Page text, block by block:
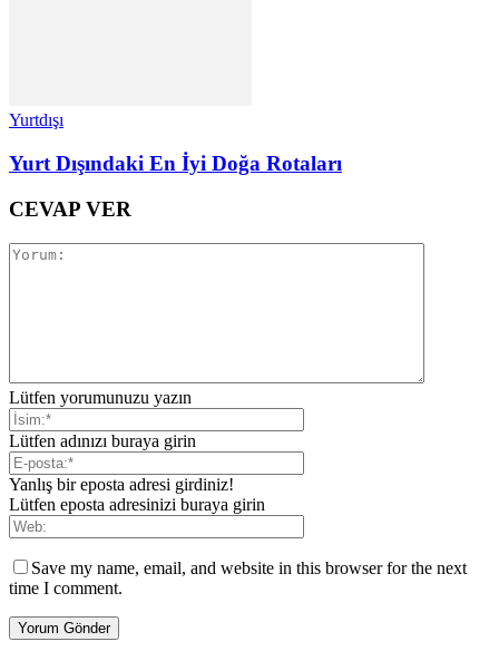
Yurtdışı
Yurt Dışındaki En İyi Doğa Rotaları
CEVAP VER
Lütfen yorumunuzu yazın
Lütfen adınızı buraya girin
Yanlış bir eposta adresi girdiniz!
Lütfen eposta adresinizi buraya girin
Save my name, email, and website in this browser for the next
time I comment.